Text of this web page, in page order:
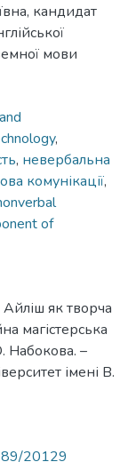
кандидат
мови
,
, невербальна
комунікації,
of
як творча
магістерська
Набокова. –
імені В.
20129